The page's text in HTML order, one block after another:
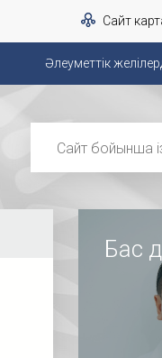
Сайт
Әлеуметтік
Бас